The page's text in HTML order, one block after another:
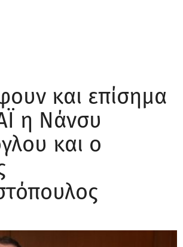
και επίσημα
η Νάνσυ
και ο